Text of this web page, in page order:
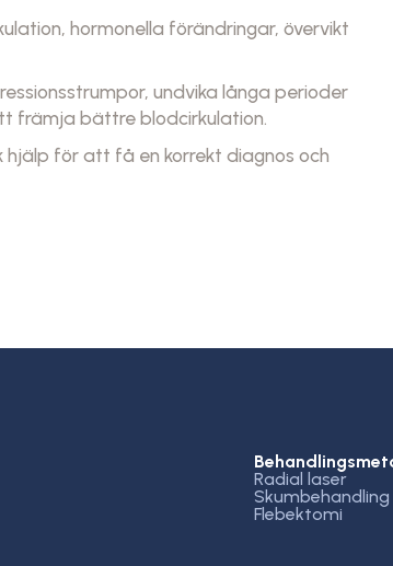
hormonella förändringar, övervikt
undvika långa perioder
främja bättre blodcirkulation.
hjälp för att få en korrekt diagnos och
Radial laser
Skumbehandling
Flebektomi